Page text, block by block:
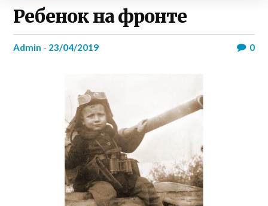
Ребенок на фронте
admin - 23/04/2019 0